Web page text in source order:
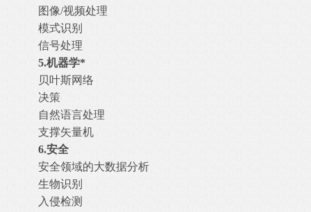
图像/视频处理
模式识别
信号处理
5.机器学*
贝叶斯网络
决策
自然语言处理
支撑矢量机
6.安全
安全领域的大数据分析
生物识别
入侵检测